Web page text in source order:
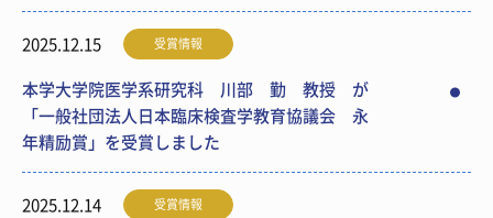
2025.12.15 受賞情報
本学大学院医学系研究科 川部 勤 教授 が
「一般社団法人日本臨床検査学教育協議会 永
年精励賞」を受賞しました
2025.12.14 受賞情報